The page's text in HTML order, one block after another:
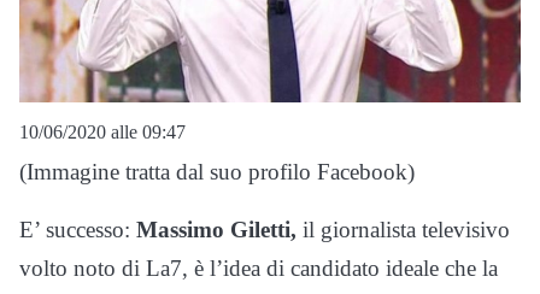
10/06/2020 alle 09:47
(Immagine tratta dal suo profilo Facebook)
E’ successo: Massimo Giletti, il giornalista televisivo
volto noto di La7, è l’idea di candidato ideale che la